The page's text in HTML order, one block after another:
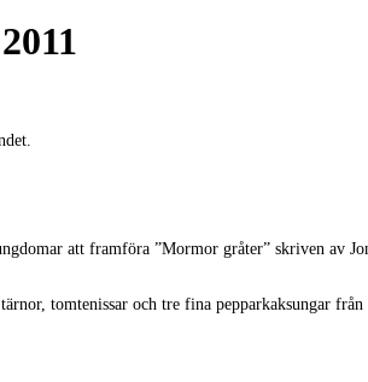
att framföra ”Mormor gråter” skriven av
tomtenissar och tre fina pepparkaksungar